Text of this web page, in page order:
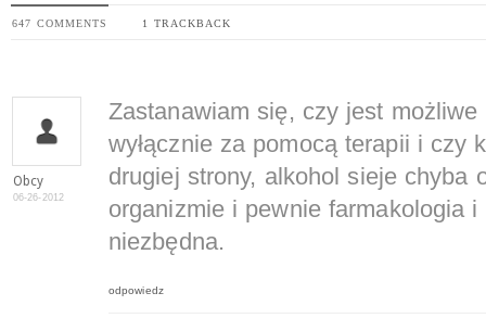
647 COMMENTS 1 TRACKBACK
Obcy
06-26-2012
Zastanawiam się, czy jest
wyłącznie za pomocą terapii i czy
drugiej strony, alkohol sieje chyba
organizmie i pewnie farmakologia i
niezbędna.
odpowiedz